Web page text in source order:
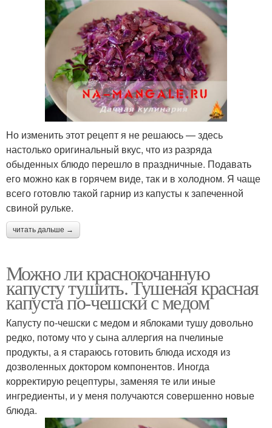
Но изменить этот рецепт я не решаюсь — здесь
настолько оригинальный вкус, что из разряда
обыденных блюдо перешло в праздничные. Подавать
его можно как в горячем виде, так и в холодном. Я чаще
всего готовлю такой гарнир из капусты к запеченной
свиной рульке.
читать дальше →
Можно ли краснокочанную
капусту тушить. Тушеная красная
капуста по-чешски с медом
Капусту по-чешски с медом и яблоками тушу довольно
редко, потому что у сына аллергия на пчелиные
продукты, а я стараюсь готовить блюда исходя из
дозволенных доктором компонентов. Иногда
корректирую рецептуры, заменяя те или иные
ингредиенты, и у меня получаются совершенно новые
блюда.